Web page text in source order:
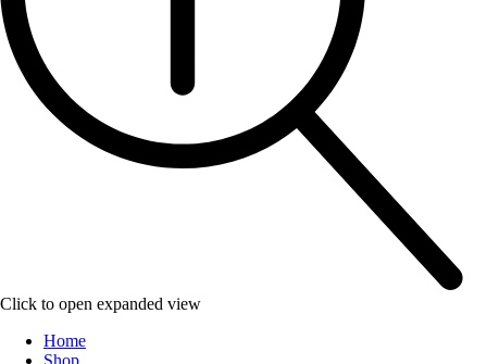
Click to open expanded view
Home